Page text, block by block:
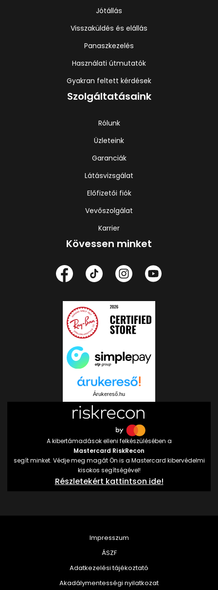
Jótállás
Visszaküldés és elállás
Panaszkezelés
Használati útmutatók
Gyakran feltett kérdések
Szolgáltatásaink
Rólunk
Üzleteink
Garanciák
Látásvizsgálat
Előfizetői fiók
Vevőszolgálat
Karrier
Kövessen minket
Árukereső.hu
A kibertámadások elleni felkészülésében a
Mastercard RiskRecon
segít minket. Védje meg magát Ön is a Mastercard kibervédelmi
kisokos segítségével!
Részletekért kattintson ide!
Impresszum
ÁSZF
Adatkezelési tájékoztató
Akadálymentességi nyilatkozat